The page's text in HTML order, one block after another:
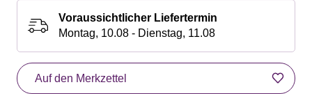
Voraussichtlicher Liefertermin
Montag, 10.08 - Dienstag, 11.08
Auf den Merkzettel